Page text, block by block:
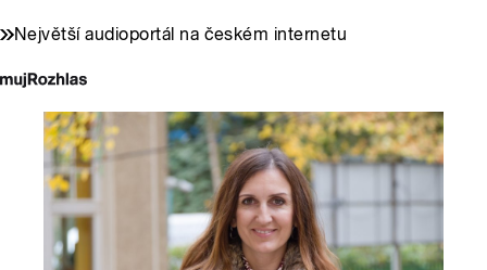
Největší audioportál na českém internetu